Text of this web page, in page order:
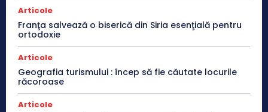
Articole
Franţa salvează o biserică din Siria esenţială pentru
ortodoxie
Articole
Geografia turismului : încep să fie căutate locurile
răcoroase
Articole